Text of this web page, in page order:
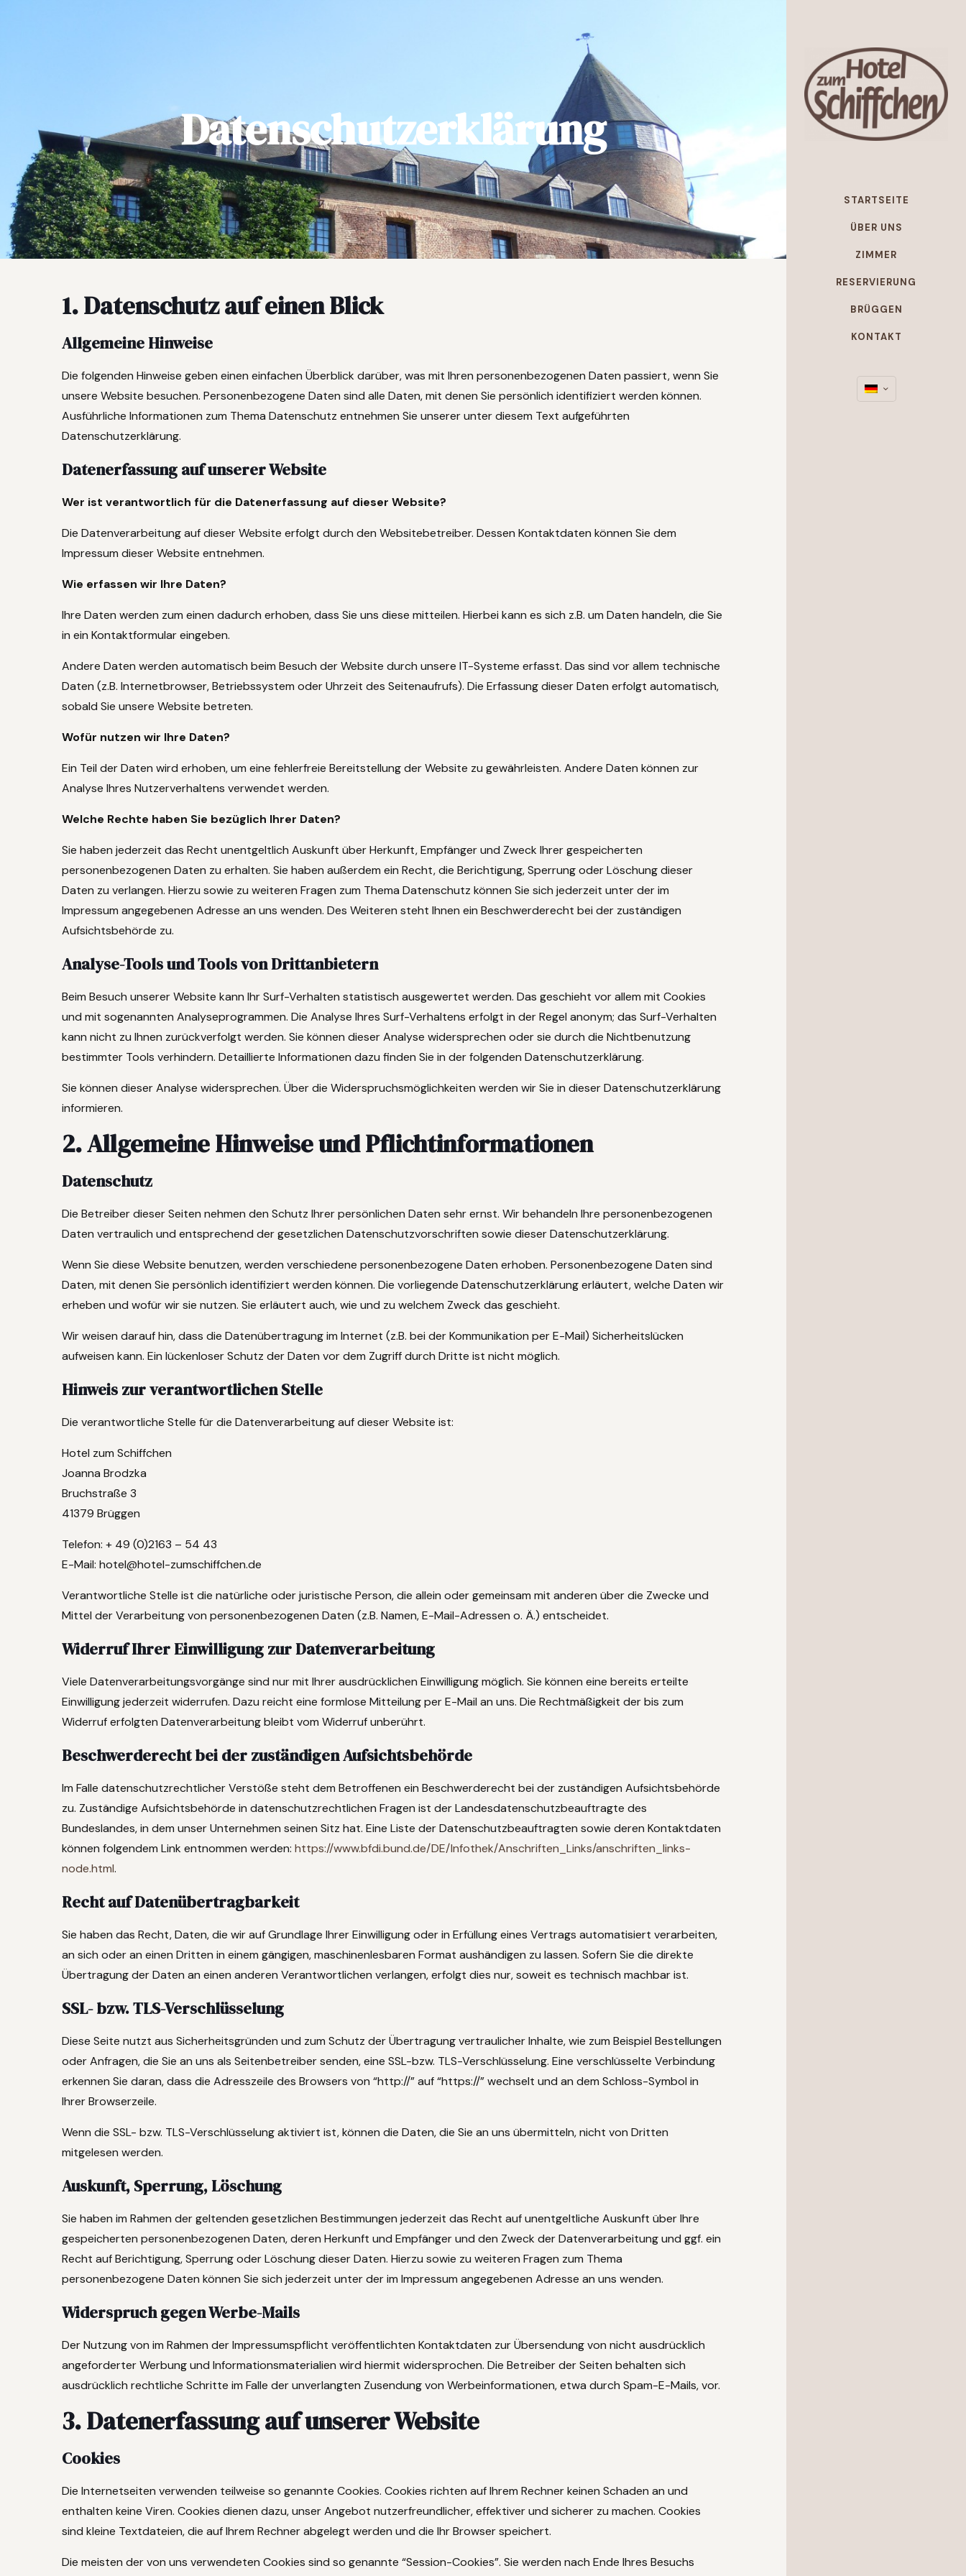
STARTSEITE
ÜBER UNS
ZIMMER
RESERVIERUNG
BRÜGGEN
KONTAKT
Datenschutzerklärung
1. Datenschutz auf einen Blick
Allgemeine Hinweise
Die folgenden Hinweise geben einen einfachen Überblick darüber, was mit Ihren personenbezogenen Daten passiert, wenn Sie
unsere Website besuchen. Personenbezogene Daten sind alle Daten, mit denen Sie persönlich identifiziert werden können.
Ausführliche Informationen zum Thema Datenschutz entnehmen Sie unserer unter diesem Text aufgeführten
Datenschutzerklärung.
Datenerfassung auf unserer Website
Wer ist verantwortlich für die Datenerfassung auf dieser Website?
Die Datenverarbeitung auf dieser Website erfolgt durch den Websitebetreiber. Dessen Kontaktdaten können Sie dem
Impressum dieser Website entnehmen.
Wie erfassen wir Ihre Daten?
Ihre Daten werden zum einen dadurch erhoben, dass Sie uns diese mitteilen. Hierbei kann es sich z.B. um Daten handeln, die Sie
in ein Kontaktformular eingeben.
Andere Daten werden automatisch beim Besuch der Website durch unsere IT-Systeme erfasst. Das sind vor allem technische
Daten (z.B. Internetbrowser, Betriebssystem oder Uhrzeit des Seitenaufrufs). Die Erfassung dieser Daten erfolgt automatisch,
sobald Sie unsere Website betreten.
Wofür nutzen wir Ihre Daten?
Ein Teil der Daten wird erhoben, um eine fehlerfreie Bereitstellung der Website zu gewährleisten. Andere Daten können zur
Analyse Ihres Nutzerverhaltens verwendet werden.
Welche Rechte haben Sie bezüglich Ihrer Daten?
Sie haben jederzeit das Recht unentgeltlich Auskunft über Herkunft, Empfänger und Zweck Ihrer gespeicherten
personenbezogenen Daten zu erhalten. Sie haben außerdem ein Recht, die Berichtigung, Sperrung oder Löschung dieser
Daten zu verlangen. Hierzu sowie zu weiteren Fragen zum Thema Datenschutz können Sie sich jederzeit unter der im
Impressum angegebenen Adresse an uns wenden. Des Weiteren steht Ihnen ein Beschwerderecht bei der zuständigen
Aufsichtsbehörde zu.
Analyse-Tools und Tools von Drittanbietern
Beim Besuch unserer Website kann Ihr Surf-Verhalten statistisch ausgewertet werden. Das geschieht vor allem mit Cookies
und mit sogenannten Analyseprogrammen. Die Analyse Ihres Surf-Verhaltens erfolgt in der Regel anonym; das Surf-Verhalten
kann nicht zu Ihnen zurückverfolgt werden. Sie können dieser Analyse widersprechen oder sie durch die Nichtbenutzung
bestimmter Tools verhindern. Detaillierte Informationen dazu finden Sie in der folgenden Datenschutzerklärung.
Sie können dieser Analyse widersprechen. Über die Widerspruchsmöglichkeiten werden wir Sie in dieser Datenschutzerklärung
informieren.
2. Allgemeine Hinweise und Pflichtinformationen
Datenschutz
Die Betreiber dieser Seiten nehmen den Schutz Ihrer persönlichen Daten sehr ernst. Wir behandeln Ihre personenbezogenen
Daten vertraulich und entsprechend der gesetzlichen Datenschutzvorschriften sowie dieser Datenschutzerklärung.
Wenn Sie diese Website benutzen, werden verschiedene personenbezogene Daten erhoben. Personenbezogene Daten sind
Daten, mit denen Sie persönlich identifiziert werden können. Die vorliegende Datenschutzerklärung erläutert, welche Daten wir
erheben und wofür wir sie nutzen. Sie erläutert auch, wie und zu welchem Zweck das geschieht.
Wir weisen darauf hin, dass die Datenübertragung im Internet (z.B. bei der Kommunikation per E-Mail) Sicherheitslücken
aufweisen kann. Ein lückenloser Schutz der Daten vor dem Zugriff durch Dritte ist nicht möglich.
Hinweis zur verantwortlichen Stelle
Die verantwortliche Stelle für die Datenverarbeitung auf dieser Website ist:
Hotel zum Schiffchen
Joanna Brodzka
Bruchstraße 3
41379 Brüggen
Telefon: + 49 (0)2163 – 54 43
E-Mail: hotel@hotel-zumschiffchen.de
Verantwortliche Stelle ist die natürliche oder juristische Person, die allein oder gemeinsam mit anderen über die Zwecke und
Mittel der Verarbeitung von personenbezogenen Daten (z.B. Namen, E-Mail-Adressen o. Ä.) entscheidet.
Widerruf Ihrer Einwilligung zur Datenverarbeitung
Viele Datenverarbeitungsvorgänge sind nur mit Ihrer ausdrücklichen Einwilligung möglich. Sie können eine bereits erteilte
Einwilligung jederzeit widerrufen. Dazu reicht eine formlose Mitteilung per E-Mail an uns. Die Rechtmäßigkeit der bis zum
Widerruf erfolgten Datenverarbeitung bleibt vom Widerruf unberührt.
Beschwerderecht bei der zuständigen Aufsichtsbehörde
Im Falle datenschutzrechtlicher Verstöße steht dem Betroffenen ein Beschwerderecht bei der zuständigen Aufsichtsbehörde
zu. Zuständige Aufsichtsbehörde in datenschutzrechtlichen Fragen ist der Landesdatenschutzbeauftragte des
Bundeslandes, in dem unser Unternehmen seinen Sitz hat. Eine Liste der Datenschutzbeauftragten sowie deren Kontaktdaten
können folgendem Link entnommen werden:https://www.bfdi.bund.de/DE/Infothek/Anschriften_Links/anschriften_links-
node.html.
Recht auf Datenübertragbarkeit
Sie haben das Recht, Daten, die wir auf Grundlage Ihrer Einwilligung oder in Erfüllung eines Vertrags automatisiert verarbeiten,
an sich oder an einen Dritten in einem gängigen, maschinenlesbaren Format aushändigen zu lassen. Sofern Sie die direkte
Übertragung der Daten an einen anderen Verantwortlichen verlangen, erfolgt dies nur, soweit es technisch machbar ist.
SSL- bzw. TLS-Verschlüsselung
Diese Seite nutzt aus Sicherheitsgründen und zum Schutz der Übertragung vertraulicher Inhalte, wie zum Beispiel Bestellungen
oder Anfragen, die Sie an uns als Seitenbetreiber senden, eine SSL-bzw. TLS-Verschlüsselung. Eine verschlüsselte Verbindung
erkennen Sie daran, dass die Adresszeile des Browsers von “http://” auf “https://” wechselt und an dem Schloss-Symbol in
Ihrer Browserzeile.
Wenn die SSL- bzw. TLS-Verschlüsselung aktiviert ist, können die Daten, die Sie an uns übermitteln, nicht von Dritten
mitgelesen werden.
Auskunft, Sperrung, Löschung
Sie haben im Rahmen der geltenden gesetzlichen Bestimmungen jederzeit das Recht auf unentgeltliche Auskunft über Ihre
gespeicherten personenbezogenen Daten, deren Herkunft und Empfänger und den Zweck der Datenverarbeitung und ggf. ein
Recht auf Berichtigung, Sperrung oder Löschung dieser Daten. Hierzu sowie zu weiteren Fragen zum Thema
personenbezogene Daten können Sie sich jederzeit unter der im Impressum angegebenen Adresse an uns wenden.
Widerspruch gegen Werbe-Mails
Der Nutzung von im Rahmen der Impressumspflicht veröffentlichten Kontaktdaten zur Übersendung von nicht ausdrücklich
angeforderter Werbung und Informationsmaterialien wird hiermit widersprochen. Die Betreiber der Seiten behalten sich
ausdrücklich rechtliche Schritte im Falle der unverlangten Zusendung von Werbeinformationen, etwa durch Spam-E-Mails, vor.
3. Datenerfassung auf unserer Website
Cookies
Die Internetseiten verwenden teilweise so genannte Cookies. Cookies richten auf Ihrem Rechner keinen Schaden an und
enthalten keine Viren. Cookies dienen dazu, unser Angebot nutzerfreundlicher, effektiver und sicherer zu machen. Cookies
sind kleine Textdateien, die auf Ihrem Rechner abgelegt werden und die Ihr Browser speichert.
Die meisten der von uns verwendeten Cookies sind so genannte “Session-Cookies”. Sie werden nach Ende Ihres Besuchs